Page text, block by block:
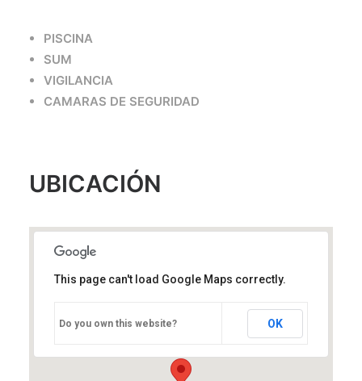
PISCINA
SUM
VIGILANCIA
CAMARAS DE SEGURIDAD
UBICACIÓN
This page can't load Google Maps correctly.
Do you own this website? OK